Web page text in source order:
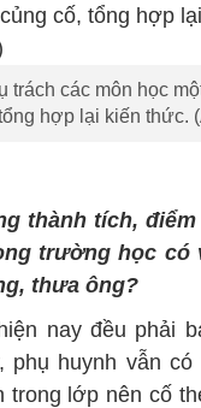
trách các môn học
hợp lại kiến thức.
thành tích,
trường học có
thưa ông?
nay đều phải
phụ huynh vẫn
lớp nên cố